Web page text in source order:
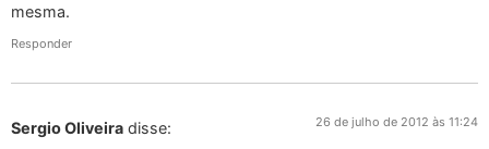
mesma.
Responder
Sergio Oliveira disse: 26 de julho de 2012 às 11:24